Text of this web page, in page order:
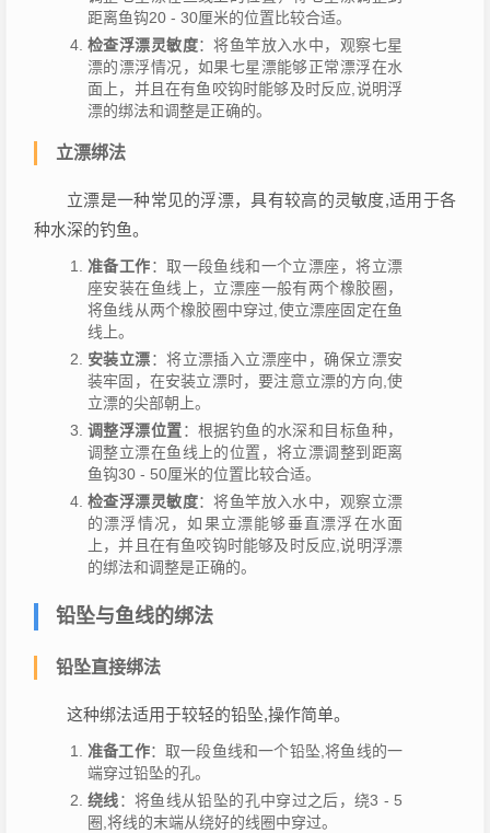
距离鱼钩20 - 30厘米的位置比较合适。
检查浮漂灵敏度：将鱼竿放入水中，观察七星
漂的漂浮情况，如果七星漂能够正常漂浮在水
面上，并且在有鱼咬钩时能够及时反应,说明浮
漂的绑法和调整是正确的。
立漂绑法
立漂是一种常见的浮漂，具有较高的灵敏度,适用于各
种水深的钓鱼。
准备工作：取一段鱼线和一个立漂座，将立漂
座安装在鱼线上，立漂座一般有两个橡胶圈，
将鱼线从两个橡胶圈中穿过,使立漂座固定在鱼
线上。
安装立漂：将立漂插入立漂座中，确保立漂安
装牢固，在安装立漂时，要注意立漂的方向,使
立漂的尖部朝上。
调整浮漂位置：根据钓鱼的水深和目标鱼种，
调整立漂在鱼线上的位置，将立漂调整到距离
鱼钩30 - 50厘米的位置比较合适。
检查浮漂灵敏度：将鱼竿放入水中，观察立漂
的漂浮情况，如果立漂能够垂直漂浮在水面
上，并且在有鱼咬钩时能够及时反应,说明浮漂
的绑法和调整是正确的。
铅坠与鱼线的绑法
铅坠直接绑法
这种绑法适用于较轻的铅坠,操作简单。
准备工作：取一段鱼线和一个铅坠,将鱼线的一
端穿过铅坠的孔。
绕线：将鱼线从铅坠的孔中穿过之后，绕3 - 5
圈,将线的末端从绕好的线圈中穿过。